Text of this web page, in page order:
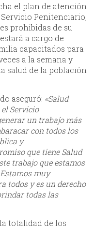
el plan de atención
Penitenciario,
prohibidas de su
a cargo de
capacitados para
a la semana y
salud de la población
aseguró: «Salud
Servicio
un trabajo más
con todos los
y
que tiene Salud
trabajo que estamos
muy
todos y es un derecho
todas las
totalidad de los